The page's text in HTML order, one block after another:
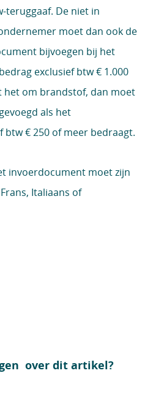
teruggaaf. De niet in
moet dan ook de
bijvoegen bij het
exclusief btw € 1.000
het om brandstof, dan moet
als het
€ 250 of meer bedraagt.
invoerdocument moet zijn
Italiaans of
over dit artikel?